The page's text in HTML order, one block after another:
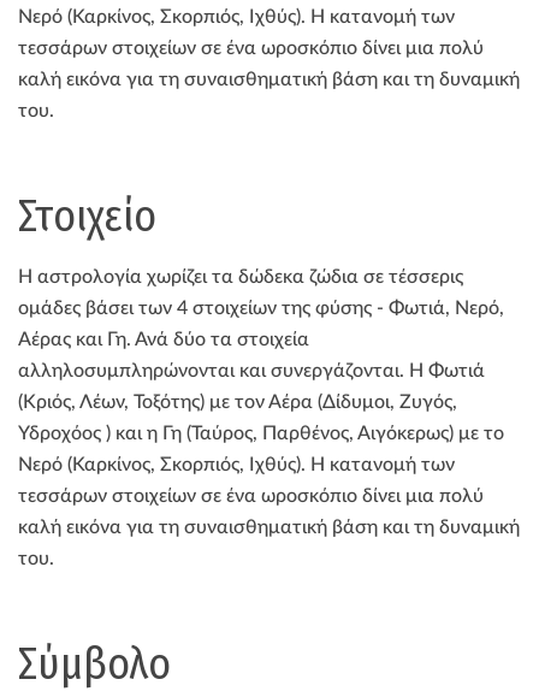
Νερό (Καρκίνος, Σκορπιός, Ιχθύς). Η κατανομή των
τεσσάρων στοιχείων σε ένα ωροσκόπιο δίνει μια πολύ
καλή εικόνα για τη συναισθηματική βάση και τη δυναμική
του.
Στοιχείo
Η αστρολογία χωρίζει τα δώδεκα ζώδια σε τέσσερις
ομάδες βάσει των 4 στοιχείων της φύσης - Φωτιά, Νερό,
Αέρας και Γη. Ανά δύο τα στοιχεία
αλληλοσυμπληρώνονται και συνεργάζονται. Η Φωτιά
(Κριός, Λέων, Τοξότης) με τον Αέρα (Δίδυμοι, Ζυγός,
Υδροχόος ) και η Γη (Ταύρος, Παρθένος, Αιγόκερως) με το
Νερό (Καρκίνος, Σκορπιός, Ιχθύς). Η κατανομή των
τεσσάρων στοιχείων σε ένα ωροσκόπιο δίνει μια πολύ
καλή εικόνα για τη συναισθηματική βάση και τη δυναμική
του.
Σύμβολο